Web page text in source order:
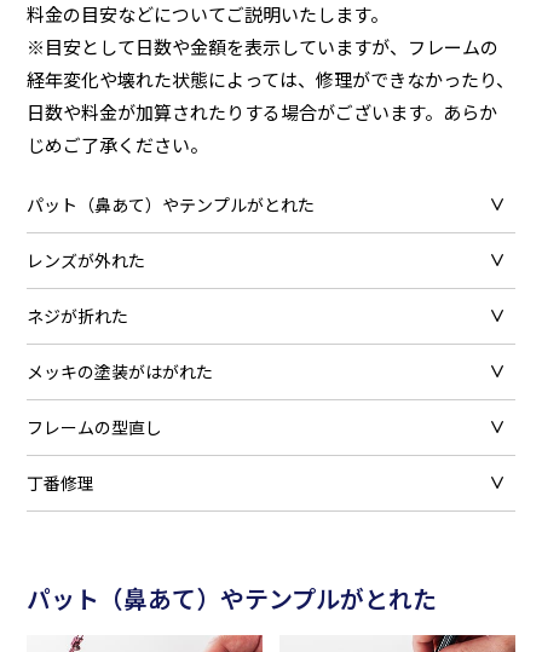
料金の目安などについてご説明いたします。
※目安として日数や金額を表示していますが、フレームの
経年変化や壊れた状態によっては、修理ができなかったり、
日数や料金が加算されたりする場合がございます。あらか
じめご了承ください。
パット（鼻あて）やテンプルがとれた
レンズが外れた
ネジが折れた
メッキの塗装がはがれた
フレームの型直し
丁番修理
パット（鼻あて）やテンプルがとれた